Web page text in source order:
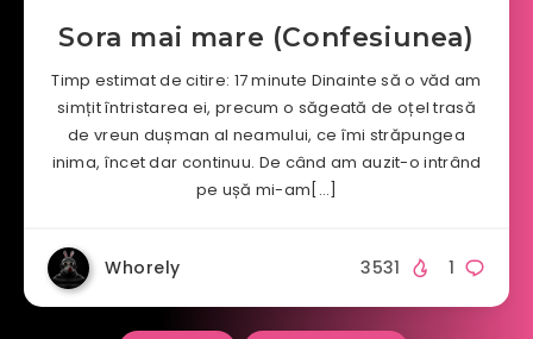
Sora mai mare (Confesiunea)
Timp estimat de citire: 17 minute Dinainte să o văd am
simțit întristarea ei, precum o săgeată de oțel trasă
de vreun dușman al neamului, ce îmi străpungea
inima, încet dar continuu. De când am auzit-o intrând
pe ușă mi-am[…]
Whorely 1
3531